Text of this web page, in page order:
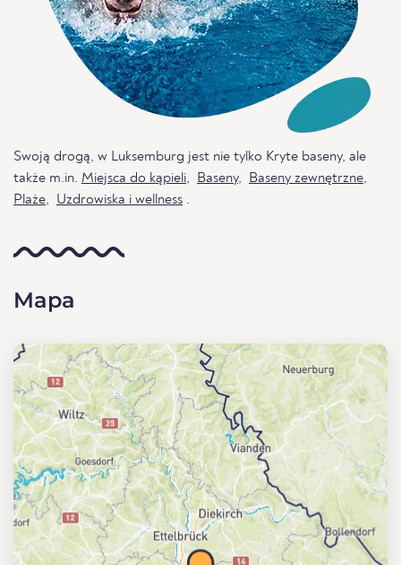
Swoją drogą, w Luksemburg jest nie tylko Kryte baseny, ale
także m.in. Miejsca do kąpieli, Baseny, Baseny zewnętrzne,
Plaże, Uzdrowiska i wellness .
Mapa